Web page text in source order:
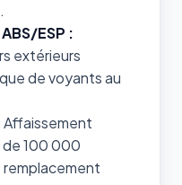
ESP :
extérieurs
de voyants au
Affaissement
100 000